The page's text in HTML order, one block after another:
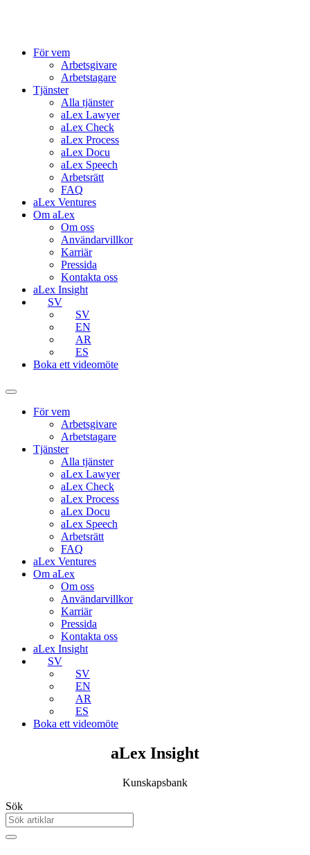
För vem
Arbetsgivare
Arbetstagare
Tjänster
Alla tjänster
aLex Lawyer
aLex Check
aLex Process
aLex Docu
aLex Speech
Arbetsrätt
FAQ
aLex Ventures
Om aLex
Om oss
Användarvillkor
Karriär
Pressida
Kontakta oss
aLex Insight
SV
SV
EN
AR
ES
Boka ett videomöte
För vem
Arbetsgivare
Arbetstagare
Tjänster
Alla tjänster
aLex Lawyer
aLex Check
aLex Process
aLex Docu
aLex Speech
Arbetsrätt
FAQ
aLex Ventures
Om aLex
Om oss
Användarvillkor
Karriär
Pressida
Kontakta oss
aLex Insight
SV
SV
EN
AR
ES
Boka ett videomöte
aLex Insight
Kunskapsbank
Sök